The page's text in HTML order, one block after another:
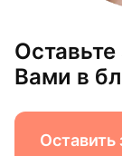
Вами в
Оставить